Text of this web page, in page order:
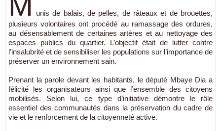
unis de balais, de pelles, de râteaux et de brouettes,
plusieurs volontaires ont procédé au ramassage des ordures,
au désensablement de certaines artères et au nettoyage des
espaces publics du quartier. L’objectif était de lutter contre
l’insalubrité et de sensibiliser les populations sur l’importance de
préserver un environnement sain.
Prenant la parole devant les habitants, le député Mbaye Dia a
félicité les organisateurs ainsi que l’ensemble des citoyens
mobilisés. Selon lui, ce type d’initiative démontre le rôle
essentiel des communautés dans la préservation du cadre de
vie et le renforcement de la citoyenneté active.